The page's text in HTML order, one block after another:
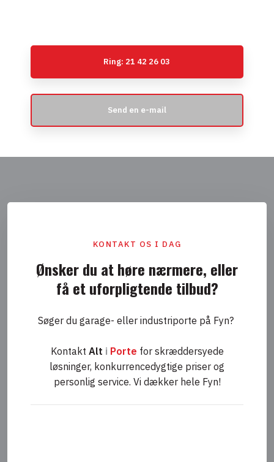
Ring: 21 42 26 03
Send en e-mail
KONTAKT OS I DAG
Ønsker du at høre nærmere, eller
få et uforpligtende tilbud?
Søger du garage- eller industriporte på Fyn?
Kontakt Alt i Porte for skræddersyede
løsninger, konkurrencedygtige priser og
personlig service. Vi dækker hele Fyn!